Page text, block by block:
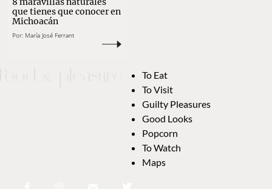
que tienes que conocer en
Michoacán
Por: María José Ferrant
To Eat
To Visit
Guilty Pleasures
Good Looks
Popcorn
To Watch
Maps